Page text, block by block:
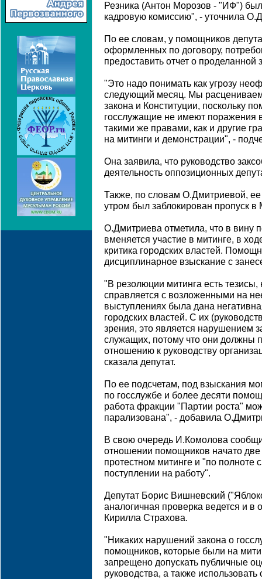
Резника (Антон Морозов - "ИФ")
кадровую комиссию", - уточнила
По ее словам, у помощников
оформленных по договору,
предоставить отчет о
"Это надо понимать как угрозу
следующий месяц. Мы расцениваем
закона и Конституции, поскольку
госслужащие не имеют поражения
такими же правами, как и другие
на митинги и демонстрации", -
Она заявила, что руководство
деятельность оппозиционных
Также, по словам О.Дмитриевой,
утром был заблокирован пропуск
О.Дмитриева отметила, что в вину
вменяется участие в митинге, в
критика городских властей.
дисциплинарное взыскание с
"В резолюции митинга есть тезисы,
справляется с возложенными на
выступлениях была дана
городских властей. С их
зрения, это является нарушением
служащих, потому что они должны
отношению к руководству
сказала депутат.
По ее подсчетам, под взыскания
по госслужбе и более десяти
работа фракции "Партии роста"
парализована", - добавила
В свою очередь И.Комолова
отношении помощников начато две
протестном митинге и "по полноте
поступлении на работу".
Депутат Борис Вишневский
аналогичная проверка ведется и
Кирилла Страхова.
"Никаких нарушений закона о
помощников, которые были на
запрещено допускать публичные
руководства, а также